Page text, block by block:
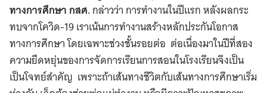
ทางการศึกษา กสศ.กล่าวว่า การทำงานในปีแรก หลังผลกระ
ทบจากโควิด-19 เราเน้นการทำงานสร้างหลักประกันโอกาส
ทางการศึกษา โดยเฉพาะช่วงชั้นรอยต่อ ต่อเนื่องมาในปีที่สอง
ความยืดหยุ่นของการจัดการเรียนการสอนในโรงเรียนจึงเป็น
เป็นโจทย์สำคัญ เพราะถ้าเส้นทางชีวิตกับเส้นทางการศึกษาเริ่ม